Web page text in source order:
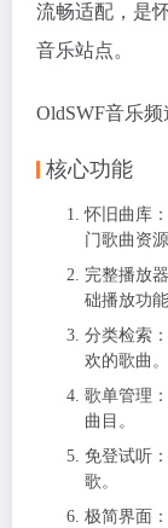
流畅适配，是
音乐站点。
OldSWF音乐频
核心功能
怀旧曲库
门歌曲资源
完整播放
础播放功能
分类检索
欢的歌曲。
歌单管理
曲目。
免登试听
歌。
极简界面